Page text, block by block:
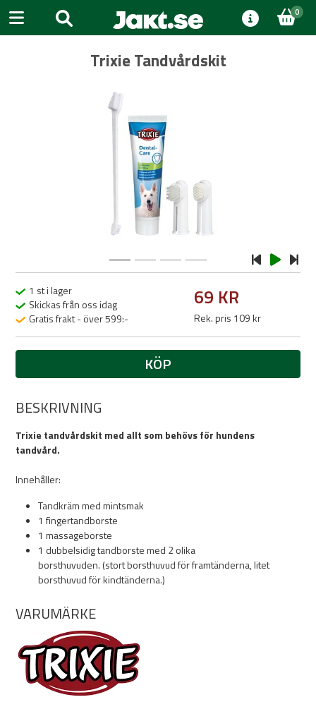
0
Trixie Tandvårdskit
1 st i lager
Skickas från oss idag
Gratis frakt - över 599:-
69 KR
Rek. pris 109 kr
KÖP
BESKRIVNING
Trixie tandvårdskit med allt som behövs för hundens
tandvård.
Innehåller:
Tandkräm med mintsmak
1 fingertandborste
1 massageborste
1 dubbelsidig tandborste med 2 olika
borsthuvuden. (stort borsthuvud för framtänderna, litet
borsthuvud för kindtänderna.)
VARUMÄRKE